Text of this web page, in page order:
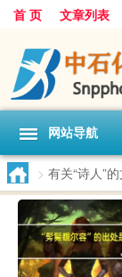
首 页 文章列表
网站导航
> 有关“诗人”